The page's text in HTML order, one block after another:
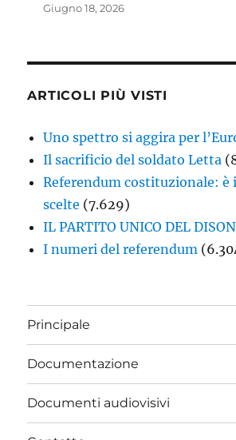
Giugno 18, 2026
ARTICOLI PIÙ VISTI
Uno spettro si aggira per
Il sacrificio del soldato Letta
Referendum costituzionale: è
scelte (7.629)
IL PARTITO UNICO DEL
I numeri del referendum
Principale
Documentazione
Documenti audiovisivi